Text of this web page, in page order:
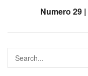
Numero 29